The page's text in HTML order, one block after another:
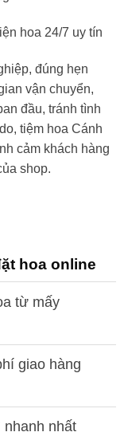
hoa 24/7 uy tín
đúng hẹn
vận chuyển,
đầu, tránh tình
tiệm hoa Cánh
cảm khách hàng
shop.
hoa online
từ mấy
giao hàng
nhanh nhất